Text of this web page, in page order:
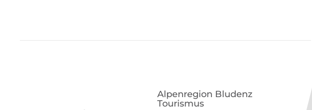
Alpenregion Bludenz
Tourismus